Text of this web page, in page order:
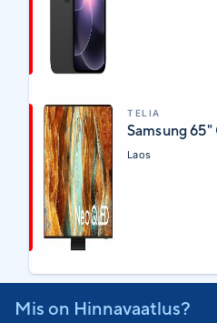
TELIA
Samsung
Laos
Mis on Hinnavaatlus?